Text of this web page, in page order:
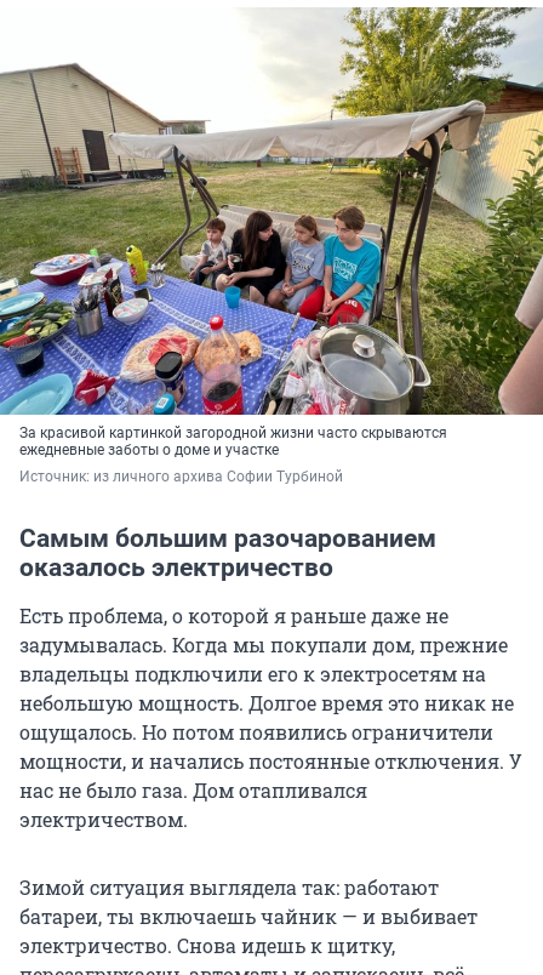
За красивой картинкой загородной жизни часто скрываются
ежедневные заботы о доме и участке
Источник: из личного архива Софии Турбиной
Самым большим разочарованием
оказалось электричество
Есть проблема, о которой я раньше даже не
задумывалась. Когда мы покупали дом, прежние
владельцы подключили его к электросетям на
небольшую мощность. Долгое время это никак не
ощущалось. Но потом появились ограничители
мощности, и начались постоянные отключения. У
нас не было газа. Дом отапливался
электричеством.
Зимой ситуация выглядела так: работают
батареи, ты включаешь чайник — и выбивает
электричество. Снова идешь к щитку,